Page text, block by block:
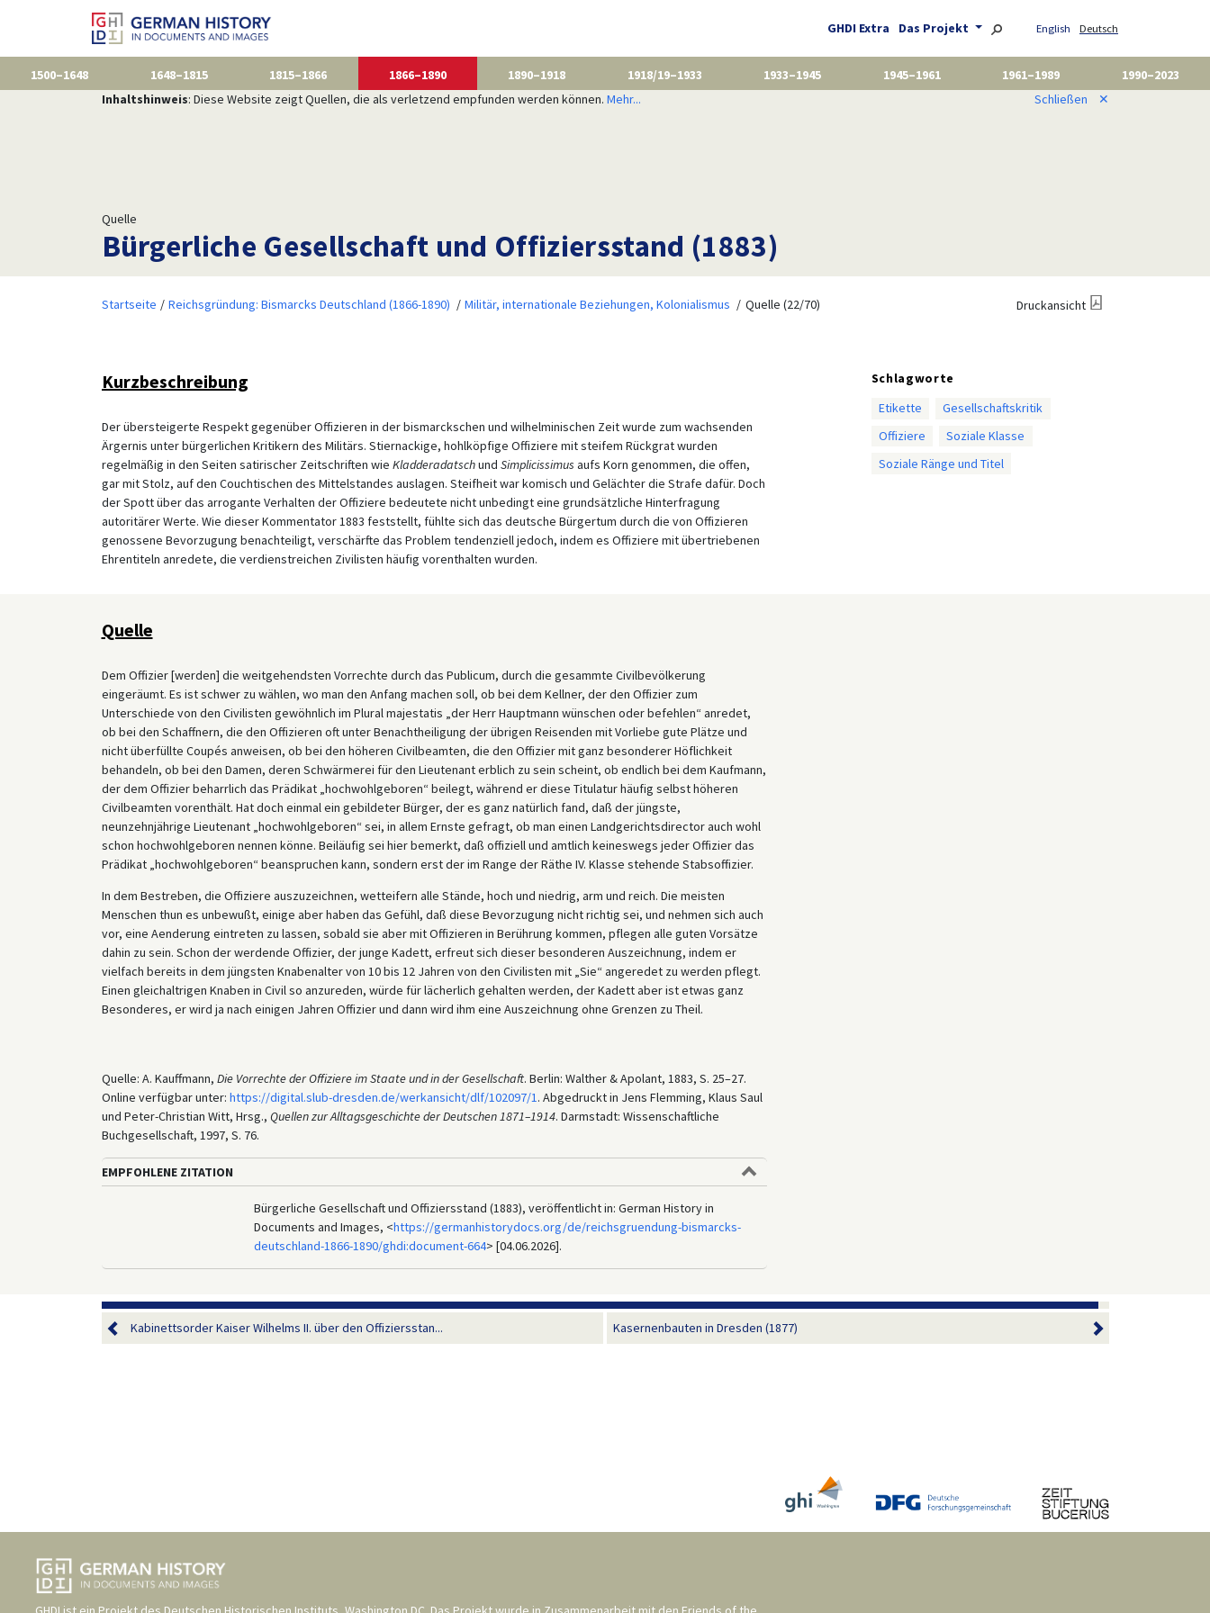
GHDI Extra Das Projekt English Deutsch
1500–1648 1648–1815 1815–1866 1866–1890 1890–1918 1918/19–1933 1933–1945 1945–1961 1961–1989
1990–2023
Inhaltshinweis: Diese Website zeigt Quellen, die als verletzend empfunden werden können. Mehr... Schließen ✕
Quelle
Bürgerliche Gesellschaft und Offiziersstand (1883)
Startseite Reichsgründung: Bismarcks Deutschland (1866-1890) Militär, internationale Beziehungen, Kolonialismus Quelle (22/70) Druckansicht
Kurzbeschreibung
Der übersteigerte Respekt gegenüber Offizieren in der bismarckschen und wilhelminischen Zeit wurde zum wachsenden
Ärgernis unter bürgerlichen Kritikern des Militärs. Stiernackige, hohlköpfige Offiziere mit steifem Rückgrat wurden
regelmäßig in den Seiten satirischer Zeitschriften wie Kladderadatschund Simplicissimus aufs Korn genommen, die offen,
gar mit Stolz, auf den Couchtischen des Mittelstandes auslagen. Steifheit war komisch und Gelächter die Strafe dafür. Doch
der Spott über das arrogante Verhalten der Offiziere bedeutete nicht unbedingt eine grundsätzliche Hinterfragung
autoritärer Werte. Wie dieser Kommentator 1883 feststellt, fühlte sich das deutsche Bürgertum durch die von Offizieren
genossene Bevorzugung benachteiligt, verschärfte das Problem tendenziell jedoch, indem es Offiziere mit übertriebenen
Ehrentiteln anredete, die verdienstreichen Zivilisten häufig vorenthalten wurden.
Schlagworte
Etikette
Gesellschaftskritik
Offiziere
Soziale Klasse
Soziale Ränge und Titel
Quelle
Dem Offizier [werden] die weitgehendsten Vorrechte durch das Publicum, durch die gesammte Civilbevölkerung
eingeräumt. Es ist schwer zu wählen, wo man den Anfang machen soll, ob bei dem Kellner, der den Offizier zum
Unterschiede von den Civilisten gewöhnlich im Plural majestatis „der Herr Hauptmann wünschen oder befehlen“ anredet,
ob bei den Schaffnern, die den Offizieren oft unter Benachtheiligung der übrigen Reisenden mit Vorliebe gute Plätze und
nicht überfüllte Coupés anweisen, ob bei den höheren Civilbeamten, die den Offizier mit ganz besonderer Höflichkeit
behandeln, ob bei den Damen, deren Schwärmerei für den Lieutenant erblich zu sein scheint, ob endlich bei dem Kaufmann,
der dem Offizier beharrlich das Prädikat „hochwohlgeboren“ beilegt, während er diese Titulatur häufig selbst höheren
Civilbeamten vorenthält. Hat doch einmal ein gebildeter Bürger, der es ganz natürlich fand, daß der jüngste,
neunzehnjährige Lieutenant „hochwohlgeboren“ sei, in allem Ernste gefragt, ob man einen Landgerichtsdirector auch wohl
schon hochwohlgeboren nennen könne. Beiläufig sei hier bemerkt, daß offiziell und amtlich keineswegs jeder Offizier das
Prädikat „hochwohlgeboren“ beanspruchen kann, sondern erst der im Range der Räthe IV. Klasse stehende Stabsoffizier.
In dem Bestreben, die Offiziere auszuzeichnen, wetteifern alle Stände, hoch und niedrig, arm und reich. Die meisten
Menschen thun es unbewußt, einige aber haben das Gefühl, daß diese Bevorzugung nicht richtig sei, und nehmen sich auch
vor, eine Aenderung eintreten zu lassen, sobald sie aber mit Offizieren in Berührung kommen, pflegen alle guten Vorsätze
dahin zu sein. Schon der werdende Offizier, der junge Kadett, erfreut sich dieser besonderen Auszeichnung, indem er
vielfach bereits in dem jüngsten Knabenalter von 10 bis 12 Jahren von den Civilisten mit „Sie“ angeredet zu werden pflegt.
Einen gleichaltrigen Knaben in Civil so anzureden, würde für lächerlich gehalten werden, der Kadett aber ist etwas ganz
Besonderes, er wird ja nach einigen Jahren Offizier und dann wird ihm eine Auszeichnung ohne Grenzen zu Theil.
Quelle: A. Kauffmann, Die Vorrechte der Offiziere im Staate und in der Gesellschaft. Berlin: Walther & Apolant, 1883, S. 25–27.
Online verfügbar unter: https://digital.slub-dresden.de/werkansicht/dlf/102097/1. Abgedruckt in Jens Flemming, Klaus Saul
und Peter-Christian Witt, Hrsg., Quellen zur Alltagsgeschichte der Deutschen 1871–1914. Darmstadt: Wissenschaftliche
Buchgesellschaft, 1997, S. 76.
EMPFOHLENE ZITATION
Bürgerliche Gesellschaft und Offiziersstand (1883), veröffentlicht in: German History in
Documents and Images, <https://germanhistorydocs.org/de/reichsgruendung-bismarcks-
deutschland-1866-1890/ghdi:document-664> [04.06.2026].
Kabinettsorder Kaiser Wilhelms II. über den Offiziersstan... Kasernenbauten in Dresden (1877)